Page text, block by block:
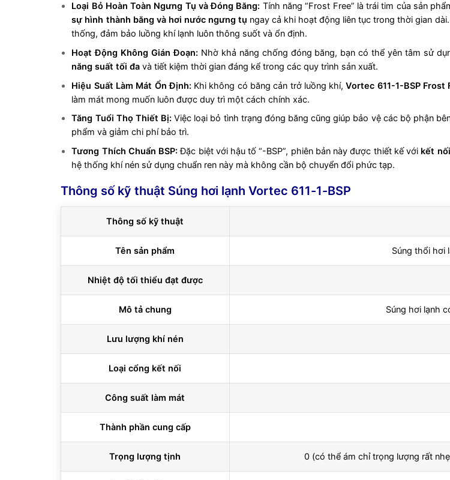
Loại Bỏ Hoàn Toàn Ngưng Tụ và Đóng Băng: Tính năng “Frost Free” là trái tim của sản
sự hình thành băng và hơi nước ngưng tụ ngay cả khi hoạt động liên tục trong thời gian
thống, đảm bảo luồng khí lạnh luôn thông suốt và ổn định.
Hoạt Động Không Gián Đoạn: Nhờ khả năng chống đóng băng, bạn có thể yên tâm sử
năng suất tối đa và tiết kiệm thời gian đáng kể trong các quy trình sản xuất.
Hiệu Suất Làm Mát Ổn Định:Khi không có băng cản trở luồng khí,Vortec 611-1-BSP Frost
làm mát mong muốn luôn được duy trì một cách chính xác.
Tăng Tuổi Thọ Thiết Bị:Việc loại bỏ tình trạng đóng băng cũng giúp bảo vệ các bộ phận
phẩm và giảm chi phí bảo trì.
Tương Thích Chuẩn BSP:Đặc biệt với hậu tố “-BSP”, phiên bản này được thiết kế với kết
hệ thống khí nén sử dụng chuẩn ren này mà không cần bộ chuyển đổi phức tạp.
Thông số kỹ thuật Súng hơi lạnh Vortec 611-1-BSP
Thông số kỹ thuật
Tên sản phẩm Súng thổi hơi
Nhiệt độ tối thiểu đạt được
Mô tả chung Súng hơi lạnh
Lưu lượng khí nén
Loại cổng kết nối
Công suất làm mát
Thành phần cung cấp
Trọng lượng tịnh 0 (có thể ám chỉ trọng lượng rất